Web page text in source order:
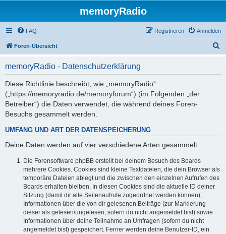
memoryRadio
FAQ Anmelden
Registrieren
Foren-Übersicht
memoryRadio - Datenschutzerklärung
Diese Richtlinie beschreibt, wie „memoryRadio“
(„https://memoryradio.de/memoryforum“) (im Folgenden „der
Betreiber“) die Daten verwendet, die während deines Foren-
Besuchs gesammelt werden.
UMFANG UND ART DER DATENSPEICHERUNG
Deine Daten werden auf vier verschiedene Arten gesammelt:
Die Forensoftware phpBB erstellt bei deinem Besuch des Boards
mehrere Cookies. Cookies sind kleine Textdateien, die dein Browser als
temporäre Dateien ablegt und die zwischen den einzelnen Aufrufen des
Boards erhalten bleiben. In diesen Cookies sind die aktuelle ID deiner
Sitzung (damit dir alle Seitenaufrufe zugeordnet werden können),
Informationen über die von dir gelesenen Beiträge (zur Markierung
dieser als gelesen/ungelesen; sofern du nicht angemeldet bist) sowie
Informationen über deine Teilnahme an Umfragen (sofern du nicht
angemeldet bist) gespeichert. Ferner werden deine Benutzer-ID, ein